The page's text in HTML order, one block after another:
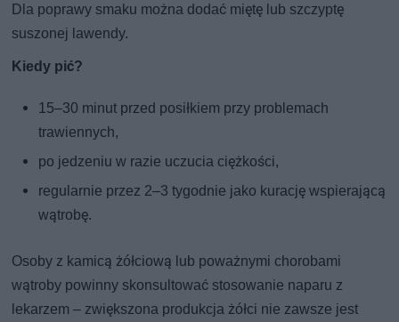
Dla poprawy smaku można dodać miętę lub szczyptę
suszonej lawendy.
Kiedy pić?
15–30 minut przed posiłkiem przy problemach
trawiennych,
po jedzeniu w razie uczucia ciężkości,
regularnie przez 2–3 tygodnie jako kurację wspierającą
wątrobę.
Osoby z kamicą żółciową lub poważnymi chorobami
wątroby powinny skonsultować stosowanie naparu z
lekarzem – zwiększona produkcja żółci nie zawsze jest